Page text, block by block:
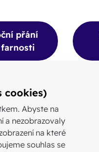
přání
školy v kostele I.
cookies)
Abyste na
a nezobrazovaly
na které
souhlas se